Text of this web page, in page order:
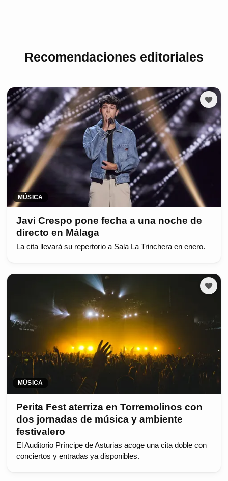
Recomendaciones editoriales
MÚSICA
Javi Crespo pone fecha a una noche de
directo en Málaga
La cita llevará su repertorio a Sala La Trinchera en enero.
MÚSICA
Perita Fest aterriza en Torremolinos con
dos jornadas de música y ambiente
festivalero
El Auditorio Príncipe de Asturias acoge una cita doble con
conciertos y entradas ya disponibles.